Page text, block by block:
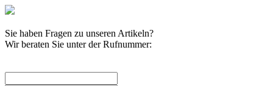
Sie haben Fragen zu unseren Artikeln?
Wir beraten Sie unter der Rufnummer: